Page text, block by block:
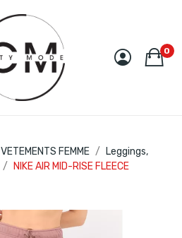
0
VETEMENTS FEMME
Leggings,
NIKE AIR MID-RISE FLEECE